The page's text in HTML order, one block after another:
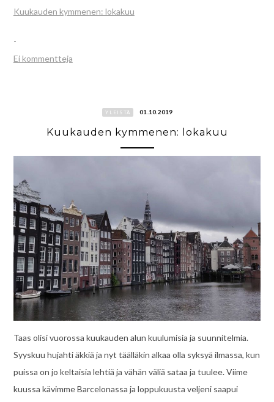
Kuukauden kymmenen: lokakuu
-
Ei kommentteja
YLEISTÄ 01.10.2019
Kuukauden kymmenen: lokakuu
Taas olisi vuorossa kuukauden alun kuulumisia ja suunnitelmia.
Syyskuu hujahti äkkiä ja nyt täälläkin alkaa olla syksyä ilmassa, kun
puissa on jo keltaisia lehtiä ja vähän väliä sataa ja tuulee. Viime
kuussa kävimme Barcelonassa ja loppukuusta veljeni saapui